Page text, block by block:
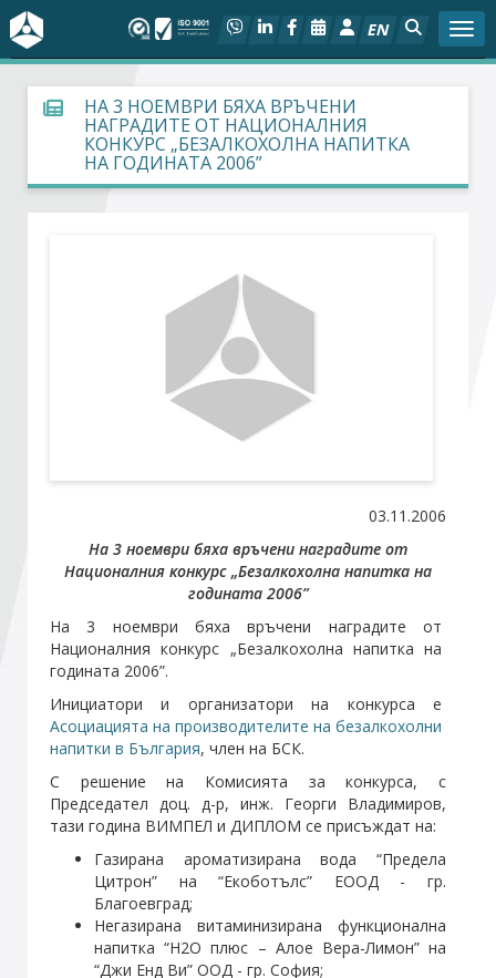
EN
За БСК
На фокус
Актуално
Стани член
НА 3 НОЕМВРИ БЯХА ВРЪЧЕНИ
НАГРАДИТЕ ОТ НАЦИОНАЛНИЯ
КОНКУРС „БЕЗАЛКОХОЛНА НАПИТКА
НА ГОДИНАТА 2006”
03.11.2006
На 3 ноември бяха връчени наградите от
Националния конкурс „Безалкохолна напитка на
годината 2006”
На 3 ноември бяха връчени наградите от
Националния конкурс „Безалкохолна напитка на
годината 2006”.
Инициатори и организатори на конкурса е
Асоциацията на производителите на безалкохолни
напитки в България, член на БСК.
С решение на Комисията за конкурса, с
Председател доц. д-р, инж. Георги Владимиров,
тази година ВИМПЕЛ и ДИПЛОМ се присъждат на:
Газирана ароматизирана вода “Предела
Цитрон” на “Екоботълс” ЕООД - гр.
Благоевград;
Негазирана витаминизирана функционална
напитка “Н2О плюс – Алое Вера-Лимон” на
“Джи Енд Ви” ООД - гр. София;